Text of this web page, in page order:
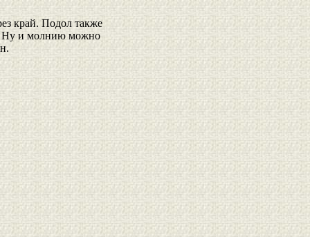
край. Подол также
Ну и молнию можно